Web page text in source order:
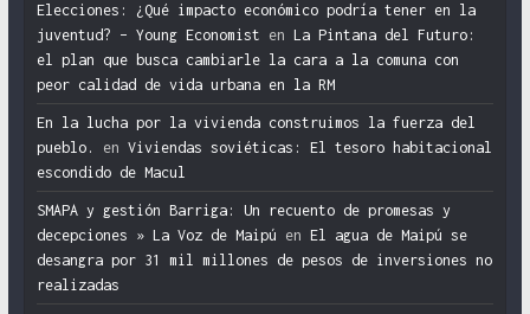
Elecciones: ¿Qué impacto económico podría tener en la
juventud? – Young Economist en La Pintana del Futuro:
el plan que busca cambiarle la cara a la comuna con
peor calidad de vida urbana en la RM
En la lucha por la vivienda construimos la fuerza del
pueblo.
en Viviendas soviéticas: El tesoro habitacional
escondido de Macul
SMAPA y gestión Barriga: Un recuento de promesas y
decepciones » La Voz de Maipú en El agua de Maipú se
desangra por 31 mil millones de pesos de inversiones no
realizadas